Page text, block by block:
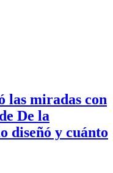
las miradas con
De la
diseñó y cuánto